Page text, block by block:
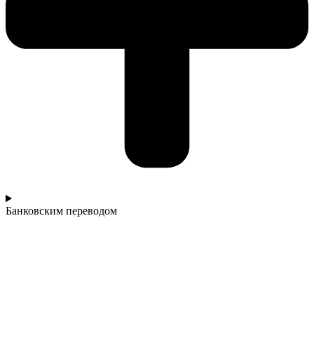
Банковским переводом